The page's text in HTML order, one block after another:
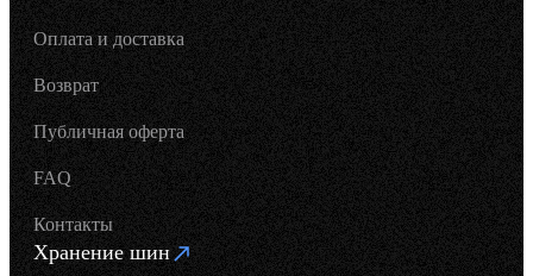
Оплата и доставка
Возврат
Публичная оферта
FAQ
Контакты
Хранение шин